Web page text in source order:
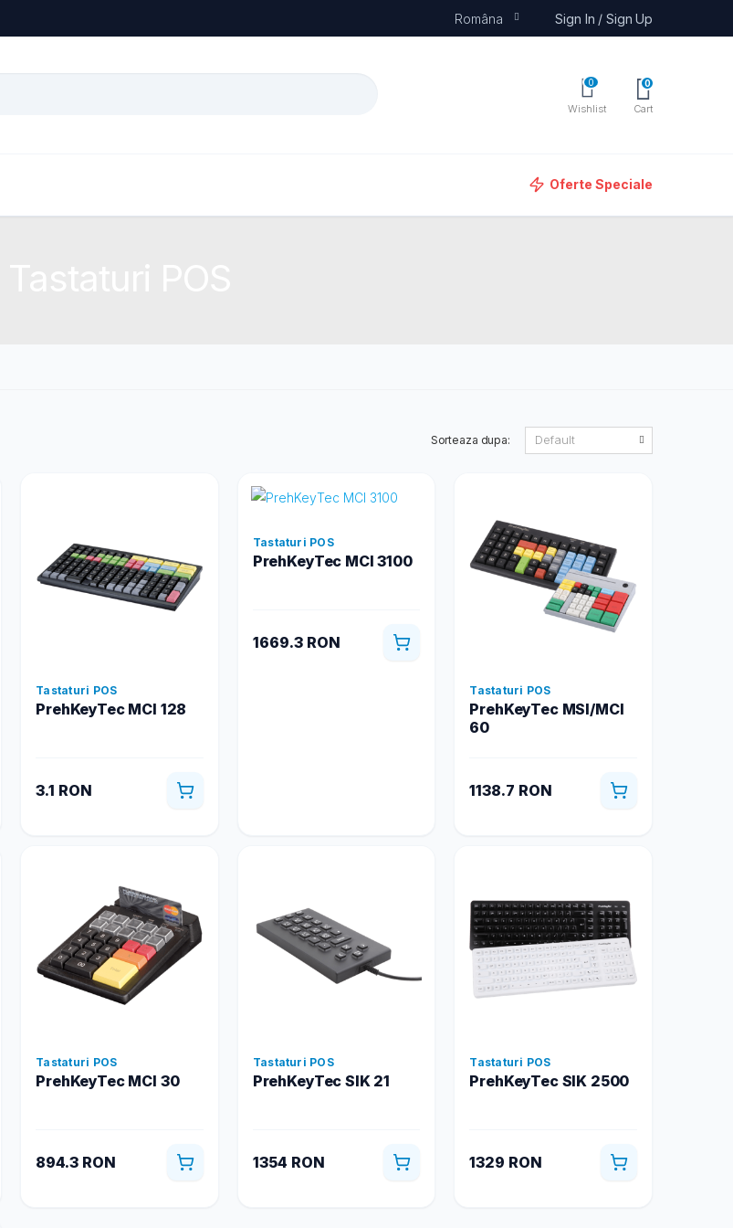
Româna Sign In / Sign Up
0
Wishlist
0
Cart
Oferte Speciale
Sorteaza dupa:
Tastaturi POS
PrehKeyTec MCI 128
3.1 RON
Tastaturi POS
PrehKeyTec MCI 3100
1669.3 RON
Tastaturi POS
PrehKeyTec MSI/MCI
60
1138.7 RON
Tastaturi POS
PrehKeyTec MCI 30
894.3 RON
Tastaturi POS
PrehKeyTec SIK 21
1354 RON
Tastaturi POS
PrehKeyTec SIK 2500
1329 RON